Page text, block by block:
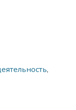
,